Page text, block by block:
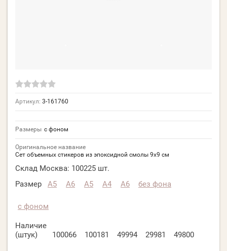
Артикул: 3-161760
Размеры с фоном
Оригинальное название
Сет объемных стикеров из эпоксидной смолы 9х9 cм
Склад Москва: 100225 шт.
Размер
A5 A6 А5 А4 А6 без фона
с фоном
Наличие
(штук)
100066 100181 49994 29981 49800